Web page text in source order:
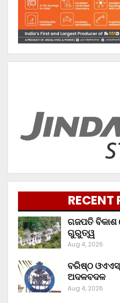
RECENT
ଗଜପତି ବିକାଶ
ଗୁରୁତ୍ୱ
Aug 4, 2026
ବରିଷ୍ଠ
ଅଦଳବଦଳ
Aug 4, 2026